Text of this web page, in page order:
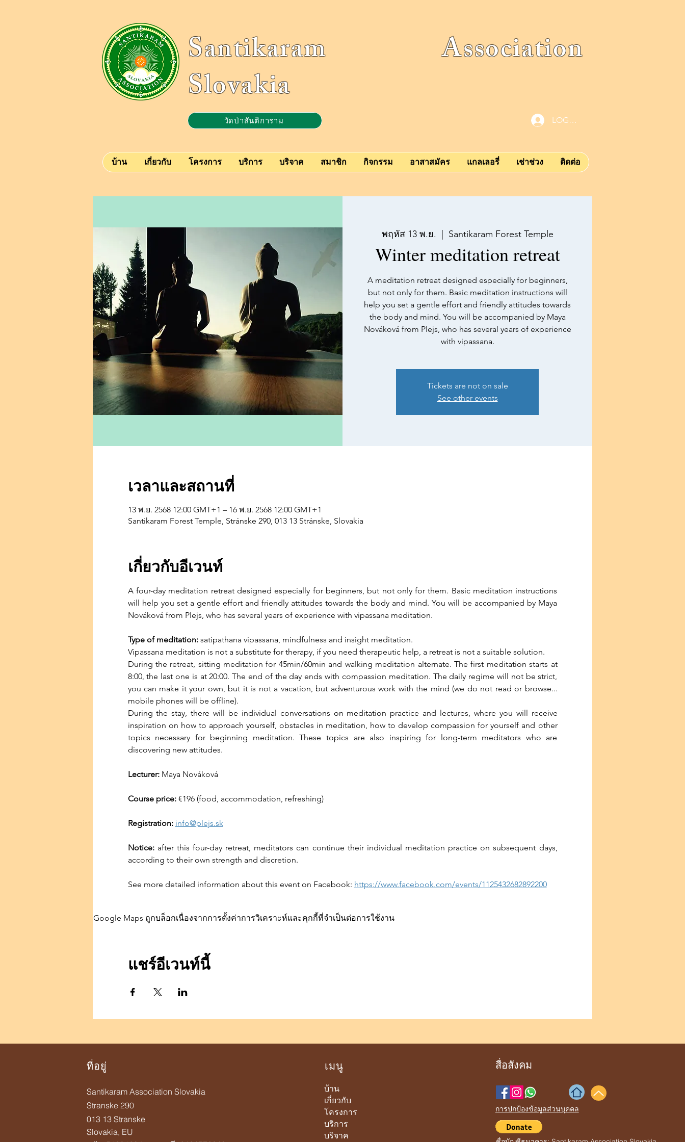
Santikaram Association
Slovakia
วัดป่าสันติการาม LOG IN
บ้าน เกี่ยวกับ โครงการ บริการ บริจาค สมาชิก กิจกรรม อาสาสมัคร แกลเลอรี่ เช่าช่วง ติดต่อ
พฤหัส 13 พ.ย.
  |
Santikaram Forest Temple
Winter meditation retreat
A meditation retreat designed especially for beginners,
but not only for them. Basic meditation instructions will
help you set a gentle effort and friendly attitudes towards
the body and mind. You will be accompanied by Maya
Nováková from Plejs, who has several years of experience
with vipassana.
Tickets are not on sale
See other events
เวลาและสถานที่
13 พ.ย. 2568 12:00 GMT+1 – 16 พ.ย. 2568 12:00 GMT+1
Santikaram Forest Temple, Stránske 290, 013 13 Stránske, Slovakia
เกี่ยวกับอีเวนท์
A four-day meditation retreat designed especially for beginners, but not only for them. Basic meditation instructions
will help you set a gentle effort and friendly attitudes towards the body and mind. You will be accompanied by Maya
Nováková from Plejs, who has several years of experience with vipassana meditation.
Type of meditation: satipathana vipassana, mindfulness and insight meditation.
Vipassana meditation is not a substitute for therapy, if you need therapeutic help, a retreat is not a suitable solution.
During the retreat, sitting meditation for 45min/60min and walking meditation alternate. The first meditation starts at
8:00, the last one is at 20:00. The end of the day ends with compassion meditation. The daily regime will not be strict,
you can make it your own, but it is not a vacation, but adventurous work with the mind (we do not read or browse...
mobile phones will be offline).
During the stay, there will be individual conversations on meditation practice and lectures, where you will receive
inspiration on how to approach yourself, obstacles in meditation, how to develop compassion for yourself and other
topics necessary for beginning meditation. These topics are also inspiring for long-term meditators who are
discovering new attitudes.
Lecturer: Maya Nováková
Course price: €196 (food, accommodation, refreshing)
Registration: info@plejs.sk
Notice: after this four-day retreat, meditators can continue their individual meditation practice on subsequent days,
according to their own strength and discretion.
See more detailed information about this event on Facebook: https://www.facebook.com/events/1125432682892200
Google Maps ถูกบล็อกเนื่องจากการตั้งค่าการวิเคราะห์และคุกกี้ที่จำเป็นต่อการใช้งาน
แชร์อีเวนท์นี้
ที่อยู่
Santikaram Association Slovakia
Stranske 290
013 13 Stranske
Slovakia, EU
เมนู
บ้าน
เกี่ยวกับ
โครงการ
บริการ
บริจาค
สื่อสังคม
การปกป้องข้อมูลส่วนบุคคล